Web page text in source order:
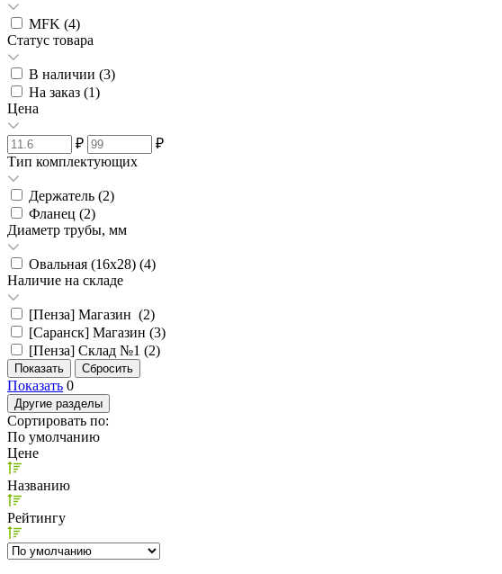
MFK (4)
Статус товара
В наличии (3)
На заказ (1)
Цена
₽
₽
Тип комплектующих
Держатель (2)
Фланец (2)
Диаметр трубы, мм
Овальная (16х28) (4)
Наличие на складе
[Пенза] Магазин (2)
[Саранск] Магазин (3)
[Пенза] Склад №1 (2)
Показать 0
Другие разделы
Сортировать по:
По умолчанию
Цене
Названию
Рейтингу